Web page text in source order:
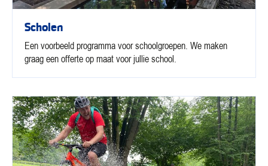
Scholen
Een voorbeeld programma voor schoolgroepen. We maken
graag een offerte op maat voor jullie school.